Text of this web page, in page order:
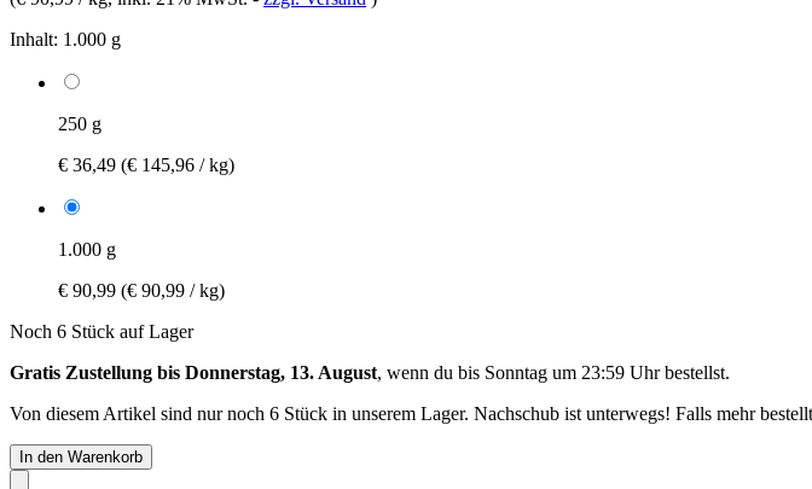
Inhalt: 1.000 g
250 g
€ 36,49 (€ 145,96 / kg)
1.000 g
€ 90,99 (€ 90,99 / kg)
Noch 6 Stück auf Lager
Gratis Zustellung bis Donnerstag, 13. August, wenn du bis Sonntag um 23:59 Uhrbestellst.
Von diesem Artikel sind nur noch 6 Stück in unserem Lager. Nachschub ist unterwegs! Falls mehr
In den Warenkorb